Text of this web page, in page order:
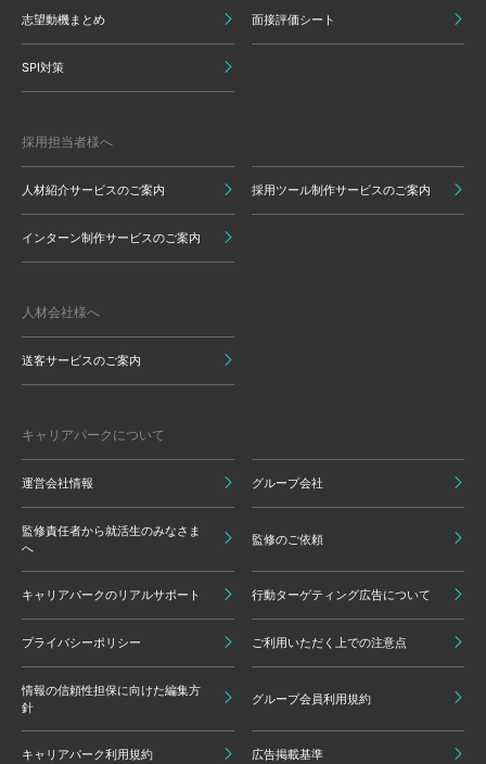
志望動機まとめ 面接評価シート
SPI対策
採用担当者様へ
人材紹介サービスのご案内 採用ツール制作サービスのご案内
インターン制作サービスのご案内
人材会社様へ
送客サービスのご案内
キャリアパークについて
運営会社情報 グループ会社
監修責任者から就活生のみなさま
へ
監修のご依頼
キャリアパークのリアルサポート 行動ターゲティング広告について
プライバシーポリシー ご利用いただく上での注意点
情報の信頼性担保に向けた編集方
針
グループ会員利用規約
キャリアパーク利用規約 広告掲載基準